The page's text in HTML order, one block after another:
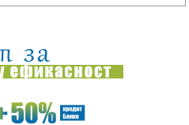
se ovim domaćim filmskim
za 800 dinara